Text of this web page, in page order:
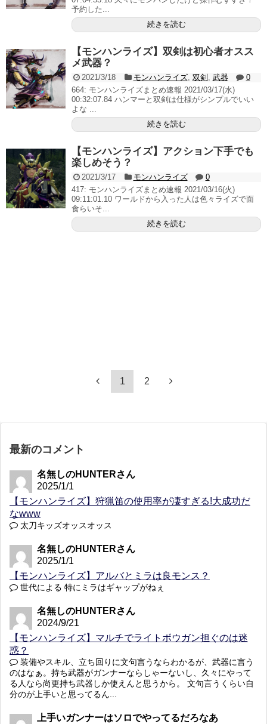
予約した...
続きを読む
【モンハンライズ】双剣は初心者オスス
メ武器？
2021/3/18 モンハンライズ, 双剣 , 武器
0
664: モンハンライズまとめ速報 2021/03/17(水)
00:32:07.84 ハンマーと双剣は仕様がシンプルでいい
よな ...
続きを読む
【モンハンライズ】アクション下手でも
楽しめそう？
2021/3/17 モンハンライズ
0
417: モンハンライズまとめ速報 2021/03/16(火)
09:11:01.10 ワールドから入った人は色々ライズで面
食らいそ...
続きを読む
1 2
最新のコメント
名無しのHUNTERさん
2025/1/1
【モンハンライズ】狩猟笛の使用率が凄すぎる!大成功だ
なwww
太刀キッズオッスオッス
名無しのHUNTERさん
2025/1/1
【モンハンライズ】アルバとミラは良モンス？
世代による 特にミラはギャップがねぇ
名無しのHUNTERさん
2024/9/21
【モンハンライズ】マルチでライトボウガン担ぐのは迷
惑？
装備やスキル、立ち回りに文句言うならわかるが、武器に言う
のはなぁ。持ち武器がガンナーならしゃーないし、久々にやって
る人なら尚更持ち武器しか使えんと思うから。 文句言うくらい自
分のが上手いと思ってるん...
上手いガンナーはソロでやってるだろなあ